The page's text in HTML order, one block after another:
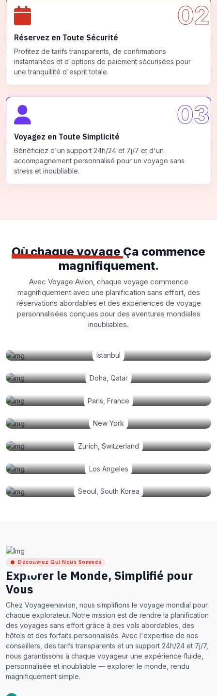
02
Réservez en Toute Sécurité
Profitez de tarifs transparents, de confirmations
instantanées et d'options de paiement sécurisées pour
une tranquillité d'esprit totale.
03
Voyagez en Toute Simplicité
Bénéficiez d'un support 24h/24 et 7j/7 et d'un
accompagnement personnalisé pour un voyage sans
stress et inoubliable.
Où chaque voyage Ça commence
magnifiquement.
Avec Voyage Avion, chaque voyage commence
magnifiquement avec une planification sans effort, des
réservations abordables et des expériences de voyage
personnalisées conçues pour des aventures mondiales
inoubliables.
Istanbul
Doha, Qatar
Paris, France
New York
Zurich, Switzerland
Los Angeles
Seoul, South Korea
Découvrez Qui Nous Sommes
Explorer le Monde, Simplifié pour
Vous
Chez Voyageenavion, nous simplifions le voyage mondial pour
chaque explorateur. Notre mission est de rendre la planification
des voyages sans effort grâce à des vols abordables, des
hôtels et des forfaits personnalisés. Avec l'expertise de nos
conseillers, des tarifs transparents et un support 24h/24 et 7j/7,
nous garantissons à chaque voyageur une expérience fluide,
personnalisée et inoubliable — explorer le monde, rendu
magnifiquement simple.